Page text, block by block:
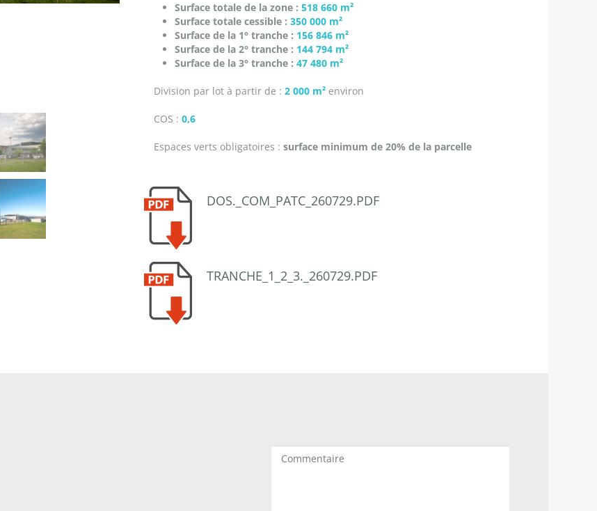
Surface totale de la zone : 518 660 m²
Surface totale cessible : 350 000 m²
Surface de la 1° tranche : 156 846 m²
Surface de la 2° tranche : 144 794 m²
Surface de la 3° tranche : 47 480 m²
Division par lot à partir de : 2 000 m² environ
COS : 0,6
Espaces verts obligatoires : surface minimum de 20% de la parcelle
DOS._COM_PATC_260729.PDF
TRANCHE_1_2_3._260729.PDF
Commentaires